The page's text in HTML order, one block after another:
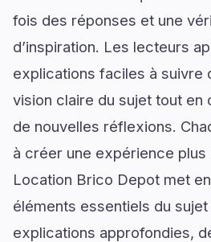
fois des réponses et une
d’inspiration. Les lecteurs
explications faciles à suivre
vision claire du sujet tout en
de nouvelles réflexions.
à créer une expérience
Location Brico Depot met
éléments essentiels du
explications approfondies,